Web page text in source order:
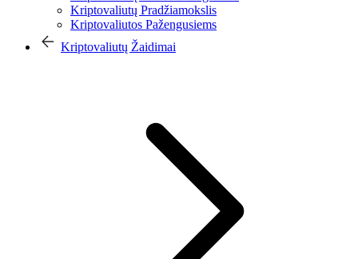
Kriptovaliutų Pradžiamokslis
Kriptovaliutos Pažengusiems
Kriptovaliutų Žaidimai